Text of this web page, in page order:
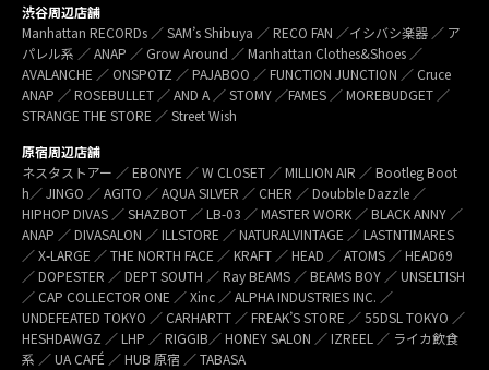
渋谷周辺店舗
Manhattan RECORDs ／ SAM’s Shibuya ／ RECO FAN ／イシバシ楽器 ／ ア
パレル系 ／ ANAP ／ Grow Around ／ Manhattan Clothes&Shoes ／
AVALANCHE ／ ONSPOTZ ／ PAJABOO ／ FUNCTION JUNCTION ／ Cruce
ANAP ／ ROSEBULLET ／ AND A ／ STOMY ／FAMES ／ MOREBUDGET ／
STRANGE THE STORE ／ Street Wish
原宿周辺店舗
ネスタストアー ／ EBONYE ／ W CLOSET ／ MILLION AIR ／ Bootleg Boot
h／ JINGO ／ AGITO ／ AQUA SILVER ／ CHER ／ Doubble Dazzle ／
HIPHOP DIVAS ／ SHAZBOT ／ LB-03 ／ MASTER WORK ／ BLACK ANNY ／
ANAP ／ DIVASALON ／ ILLSTORE ／ NATURALVINTAGE ／ LASTNTIMARES
／ X-LARGE ／ THE NORTH FACE ／ KRAFT ／ HEAD ／ ATOMS ／ HEAD69
／ DOPESTER ／ DEPT SOUTH ／ Ray BEAMS ／ BEAMS BOY ／ UNSELTISH
／ CAP COLLECTOR ONE ／ Xinc ／ ALPHA INDUSTRIES INC. ／
UNDEFEATED TOKYO ／ CARHARTT ／ FREAK’S STORE ／ 55DSL TOKYO ／
HESHDAWGZ ／ LHP ／ RIGGIB／ HONEY SALON ／ IZREEL ／ ライカ飲食
系 ／ UA CAFÉ ／ HUB 原宿 ／ TABASA